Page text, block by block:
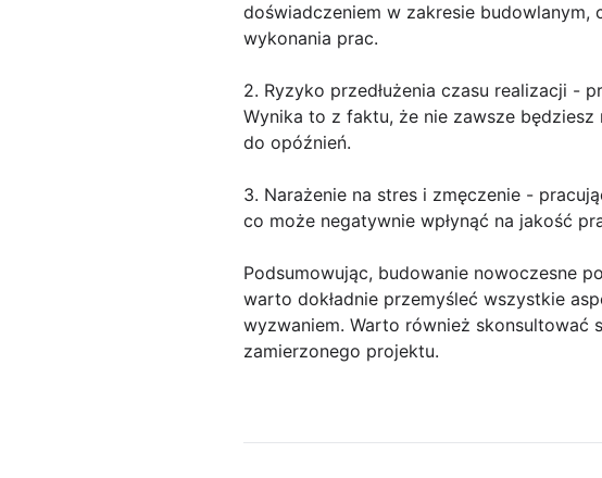
doświadczeniem w zakresie budowlanym,
wykonania prac.
2. Ryzyko przedłużenia czasu realizacji -
Wynika to z faktu, że nie zawsze
do opóźnień.
3. Narażenie na stres i zmęczenie -
co może negatywnie wpłynąć na jakość
Podsumowując, budowanie nowoczesne
warto dokładnie przemyśleć wszystkie
wyzwaniem. Warto również
zamierzonego projektu.